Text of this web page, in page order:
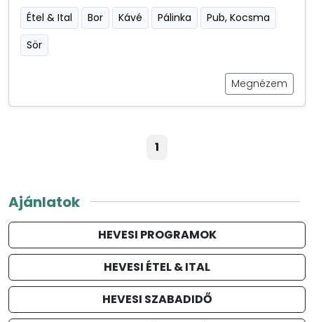
Étel & Ital Bor Kávé Pálinka
Pub, Kocsma
Sör
Megnézem
1
Ajánlatok
HEVESI PROGRAMOK
HEVESI ÉTEL & ITAL
HEVESI SZABADIDŐ